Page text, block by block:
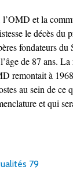
et la
le décès du
fondateurs du
de 87 ans.
remontait à
au sein de ce
et qui
79